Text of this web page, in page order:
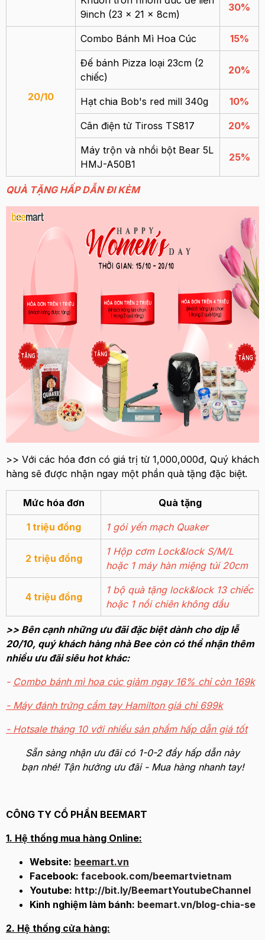
9inch (23 x 21 x 8cm)
30%
20/10
Combo Bánh Mì Hoa Cúc 15%
Đế bánh Pizza loại 23cm (2
chiếc)
20%
Hạt chia Bob's red mill 340g 10%
Cân điện tử Tiross TS817 20%
Máy trộn và nhồi bột Bear 5L
HMJ-A50B1
25%
QUÀ TẶNG HẤP DẪN ĐI KÈM
>> Với các hóa đơn có giá trị từ 1,000,000đ, Quý khách
hàng sẽ được nhận ngay một phần quà tặng đặc biệt.
Mức hóa đơn Quà tặng
1 triệu đồng 1 gói yến mạch Quaker
2 triệu đồng
1 Hộp cơm Lock&lock S/M/L
hoặc 1 máy hàn miệng túi 20cm
4 triệu đồng
1 bộ quà tặng lock&lock 13 chiếc
hoặc 1 nồi chiên không dầu
>> Bên cạnh những ưu đãi đặc biệt dành cho dịp lễ
20/10, quý khách hàng nhà Bee còn có thể nhận thêm
nhiều ưu đãi siêu hot khác:
- Combo bánh mì hoa cúc giảm ngay 16% chỉ còn 169k
- Máy đánh trứng cầm tay Hamilton giá chỉ 699k
- Hotsale tháng 10 với nhiều sản phẩm hấp dẫn giá tốt
Sẵn sàng nhận ưu đãi có 1-0-2 đầy hấp dẫn này
bạn nhé! Tận hưởng ưu đãi - Mua hàng nhanh tay!
CÔNG TY CỔ PHẦN BEEMART
1. Hệ thống mua hàng Online:
Website: beemart.vn
Facebook: facebook.com/beemartvietnam
Youtube: http://bit.ly/BeemartYoutubeChannel
Kinh nghiệm làm bánh: beemart.vn/blog-chia-se
2. Hệ thống cửa hàng: